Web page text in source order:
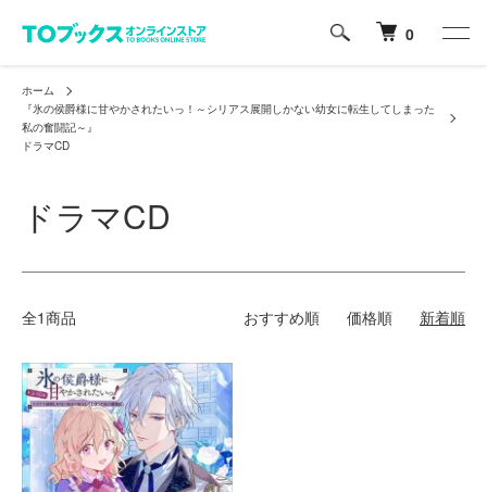
0
ホーム
『氷の侯爵様に甘やかされたいっ！～シリアス展開しかない幼女に転生してしまった
私の奮闘記～』
ドラマCD
ドラマCD
全1商品 おすすめ順 価格順 新着順